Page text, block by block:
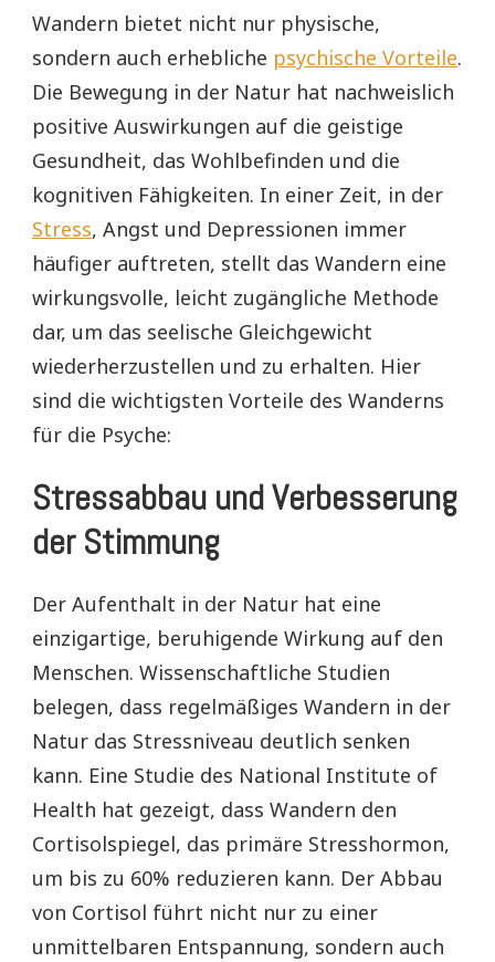
Wandern bietet nicht nur physische,
sondern auch erhebliche psychische Vorteile.
Die Bewegung in der Natur hat nachweislich
positive Auswirkungen auf die geistige
Gesundheit, das Wohlbefinden und die
kognitiven Fähigkeiten. In einer Zeit, in der
Stress, Angst und Depressionen immer
häufiger auftreten, stellt das Wandern eine
wirkungsvolle, leicht zugängliche Methode
dar, um das seelische Gleichgewicht
wiederherzustellen und zu erhalten. Hier
sind die wichtigsten Vorteile des Wanderns
für die Psyche:
Stressabbau und Verbesserung
der Stimmung
Der Aufenthalt in der Natur hat eine
einzigartige, beruhigende Wirkung auf den
Menschen. Wissenschaftliche Studien
belegen, dass regelmäßiges Wandern in der
Natur das Stressniveau deutlich senken
kann. Eine Studie des National Institute of
Health hat gezeigt, dass Wandern den
Cortisolspiegel, das primäre Stresshormon,
um bis zu 60% reduzieren kann. Der Abbau
von Cortisol führt nicht nur zu einer
unmittelbaren Entspannung, sondern auch